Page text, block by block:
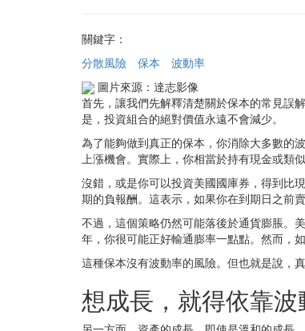
關鍵字：
分散風險
保本
波動率
圖片來源：達志影像
首先，讓我們先解釋清楚關於保本的常見誤
是，投資組合的絕對價值永遠不會減少。
為了能夠做到真正的保本，你消除大多數的
上漲機會。實際上，你相當於持有現金或類
沒錯，或是你可以投資美國國庫券，得到比
期的負報酬。這表示，如果你在到期日之前
不過，這個策略仍然可能落後於通貨膨脹。
年，你很可能正好輸通膨率一點點。然而，
這種保本沒有波動率的風險。但也就是說，
想成長，就得依靠波